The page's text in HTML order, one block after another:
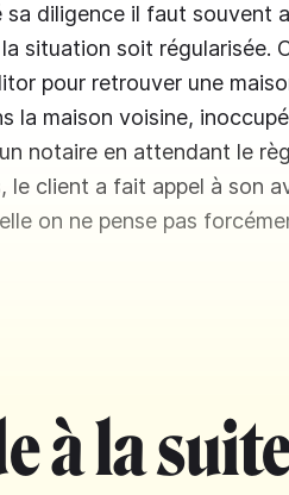
sa diligence il faut souvent
situation soit régularisée.
pour retrouver une
la maison voisine,
notaire en attendant le
le client a fait appel à son
on ne pense pas
à la